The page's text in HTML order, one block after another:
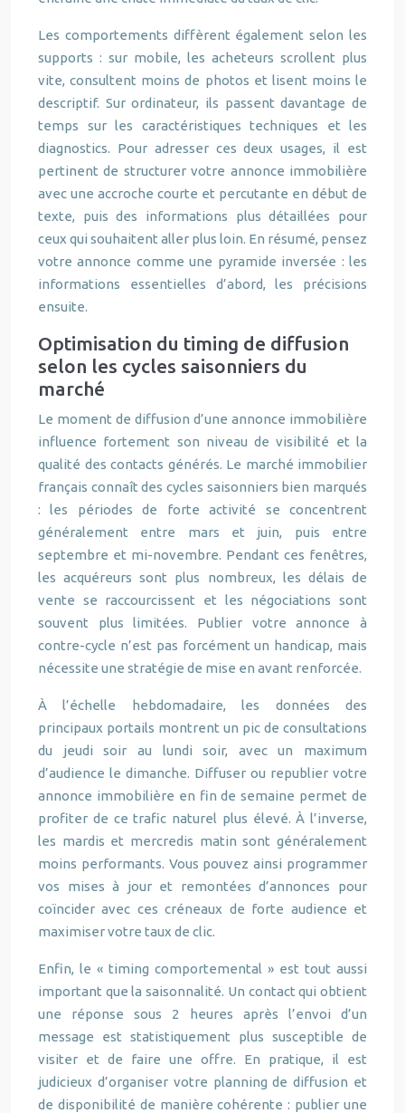
Les comportements diffèrent également selon les
supports : sur mobile, les acheteurs scrollent plus
vite, consultent moins de photos et lisent moins le
descriptif. Sur ordinateur, ils passent davantage de
temps sur les caractéristiques techniques et les
diagnostics. Pour adresser ces deux usages, il est
pertinent de structurer votre annonce immobilière
avec une accroche courte et percutante en début de
texte, puis des informations plus détaillées pour
ceux qui souhaitent aller plus loin. En résumé, pensez
votre annonce comme une pyramide inversée : les
informations essentielles d’abord, les précisions
ensuite.
Optimisation du timing de diffusion
selon les cycles saisonniers du
marché
Le moment de diffusion d’une annonce immobilière
influence fortement son niveau de visibilité et la
qualité des contacts générés. Le marché immobilier
français connaît des cycles saisonniers bien marqués
: les périodes de forte activité se concentrent
généralement entre mars et juin, puis entre
septembre et mi-novembre. Pendant ces fenêtres,
les acquéreurs sont plus nombreux, les délais de
vente se raccourcissent et les négociations sont
souvent plus limitées. Publier votre annonce à
contre-cycle n’est pas forcément un handicap, mais
nécessite une stratégie de mise en avant renforcée.
À l’échelle hebdomadaire, les données des
principaux portails montrent un pic de consultations
du jeudi soir au lundi soir, avec un maximum
d’audience le dimanche. Diffuser ou republier votre
annonce immobilière en fin de semaine permet de
profiter de ce trafic naturel plus élevé. À l’inverse,
les mardis et mercredis matin sont généralement
moins performants. Vous pouvez ainsi programmer
vos mises à jour et remontées d’annonces pour
coïncider avec ces créneaux de forte audience et
maximiser votre taux de clic.
Enfin, le « timing comportemental » est tout aussi
important que la saisonnalité. Un contact qui obtient
une réponse sous 2 heures après l’envoi d’un
message est statistiquement plus susceptible de
visiter et de faire une offre. En pratique, il est
judicieux d’organiser votre planning de diffusion et
de disponibilité de manière cohérente : publier une